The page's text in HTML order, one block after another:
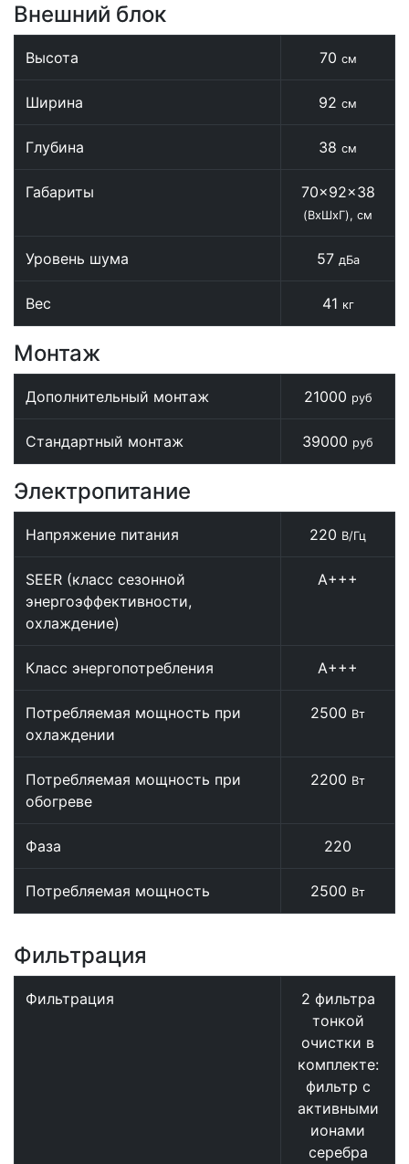
Внешний блок
Высота 70 см
Ширина 92 см
Глубина 38 см
Габариты 70x92x38
(ВхШхГ), см
Уровень шума 57 дБа
Вес 41 кг
Монтаж
Дополнительный монтаж 21000 руб
Стандартный монтаж 39000 руб
Электропитание
Напряжение питания 220 В/Гц
SEER (класс сезонной
энергоэффективности,
охлаждение)
А+++
Класс энергопотребления А+++
Потребляемая мощность при
охлаждении
2500 Вт
Потребляемая мощность при
обогреве
2200 Вт
Фаза 220
Потребляемая мощность 2500 Вт
Фильтрация
Фильтрация
2 фильтра
тонкой
очистки в
комплекте:
фильтр с
активными
ионами
серебра